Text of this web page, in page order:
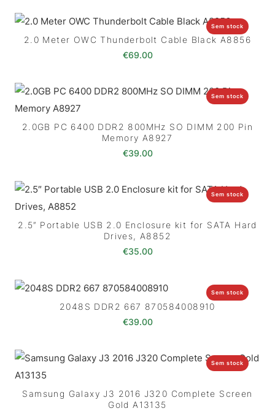
Sem stock
2.0 Meter OWC Thunderbolt Cable Black A8856
€69.00
Sem stock
2.0GB PC 6400 DDR2 800MHz SO DIMM 200 Pin
Memory A8927
€39.00
Sem stock
2.5″ Portable USB 2.0 Enclosure kit for SATA Hard
Drives, A8852
€35.00
Sem stock
2048S DDR2 667 870584008910
€39.00
Sem stock
Samsung Galaxy J3 2016 J320 Complete Screen
Gold A13135